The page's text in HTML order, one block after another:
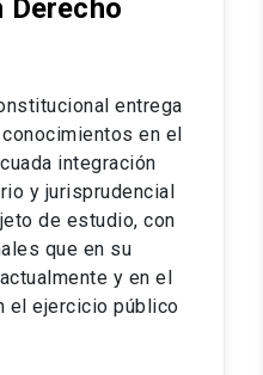
Los alumnos que
que permite concentrar
entre una variedad de
profesional. La
nacionales como
necesidades de la
y actualización de
más complejos.
del área, tanto
enfrenta nuestra
haciéndote
Derecho
entrega
en el
integración
y jurisprudencial
de estudio, con
que en su
y en el
el ejercicio público